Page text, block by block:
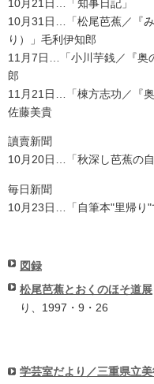
10月21日…「知事日記」
10月31日…「松尾芭蕉／『
り）」毛利伊知郎
11月7日…「小川芋銭／『奥
郎
11月21日…「棟方志功／『
佐藤美貴
讀賣新聞
10月20日…「秋深し芭蕉の自
毎日新聞
10月23日…「自筆本"里帰り"
図録
松尾芭蕉とおくのほそ道展
り、1997・9・26
学芸室だより／三重県立